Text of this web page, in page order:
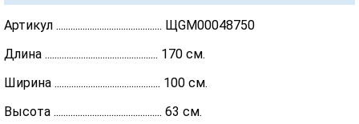
Артикул ............................................ ЩGM00048750
Длина ............................................... 170 см.
Ширина ............................................ 100 см.
Высота ............................................. 63 см.